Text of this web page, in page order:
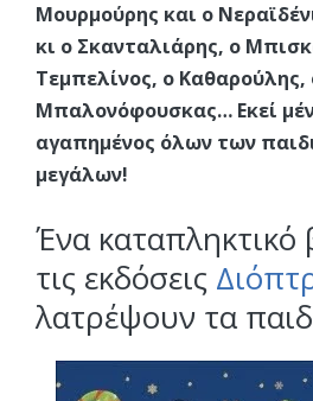
Μουρμούρης και ο
κι ο Σκανταλιάρης, ο
Τεμπελίνος, ο Καθαρούλης,
Μπαλονόφουσκας… Εκεί
αγαπημένος όλων των
μεγάλων!
Ένα καταπληκτικό
τις εκδόσεις
λατρέψουν τα